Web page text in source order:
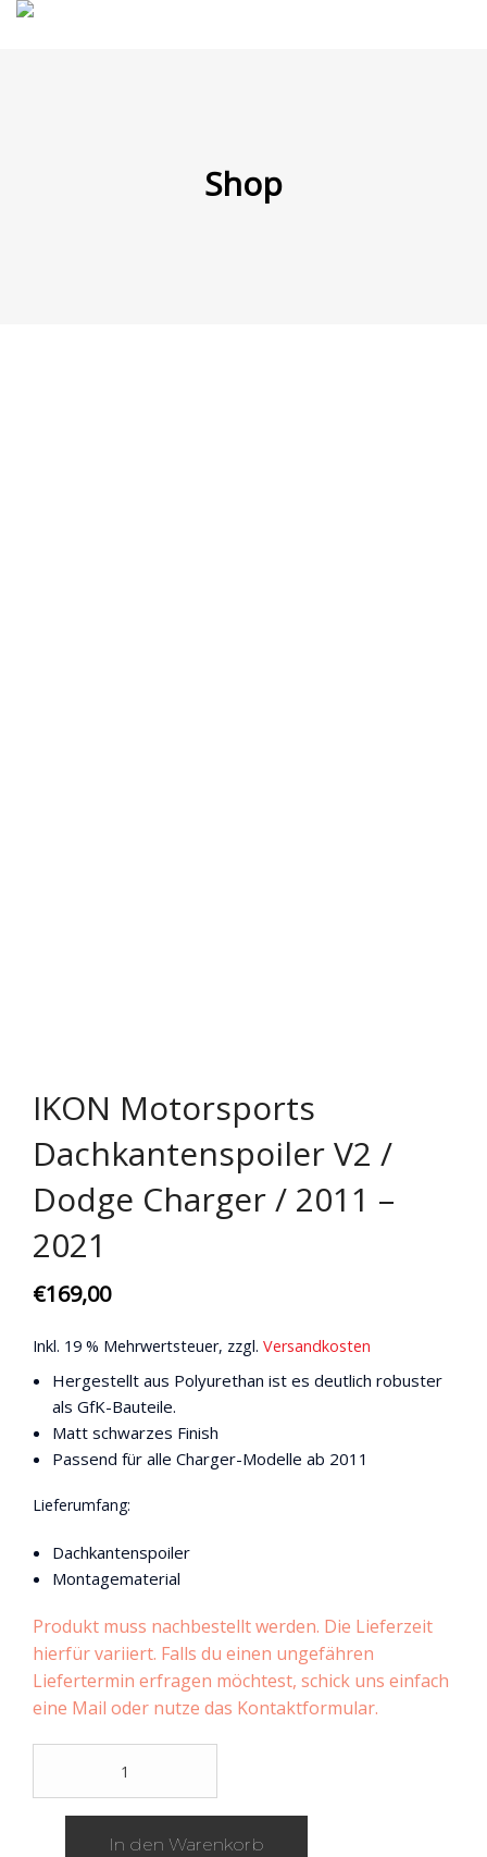
Shop
IKON Motorsports
Dachkantenspoiler V2 /
Dodge Charger / 2011 –
2021
€169,00
Inkl. 19 % Mehrwertsteuer, zzgl. Versandkosten
Hergestellt aus Polyurethan ist es deutlich robuster
als GfK-Bauteile.
Matt schwarzes Finish
Passend für alle Charger-Modelle ab 2011
Lieferumfang:
Dachkantenspoiler
Montagematerial
Produkt muss nachbestellt werden. Die Lieferzeit
hierfür variiert. Falls du einen ungefähren
Liefertermin erfragen möchtest, schick uns einfach
eine Mail oder nutze das Kontaktformular.
Dachkantenspoiler
In den Warenkorb